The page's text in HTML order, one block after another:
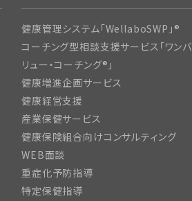
健康管理システム「WellaboSWP」®
コーチング型相談支援サービス「ワンバ
リュー・コーチング®」
健康増進企画サービス
健康経営支援
産業保健サービス
健康保険組合向けコンサルティング
WEB面談
重症化予防指導
特定保健指導